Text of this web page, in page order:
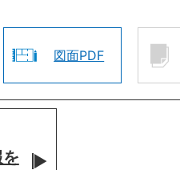
図面PDF